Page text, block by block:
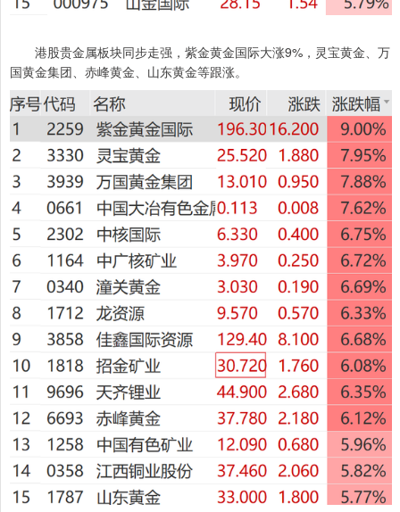
港股贵金属板块同步走强，紫金黄金国际大涨9%，灵宝黄金、万
国黄金集团、赤峰黄金、山东黄金等跟涨。